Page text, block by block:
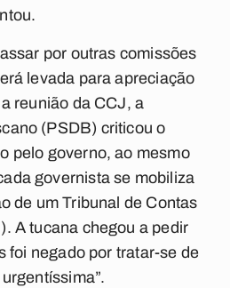
por outras comissões
levada para apreciação
reunião da CCJ, a
(PSDB) criticou o
pelo governo, ao mesmo
governista se mobiliza
de um Tribunal de Contas
A tucana chegou a pedir
foi negado por tratar-se de